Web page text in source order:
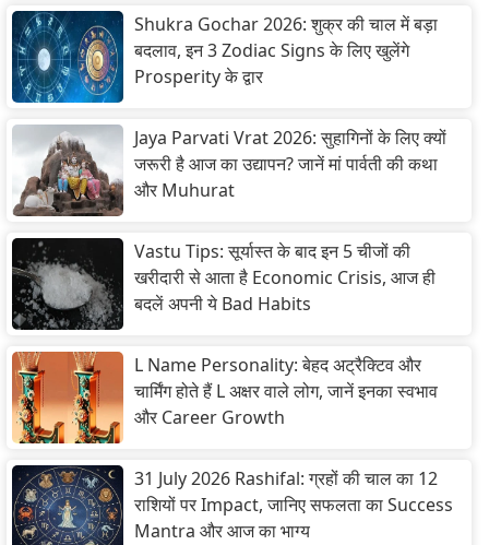
Shukra Gochar 2026: शुक्र की चाल में बड़ा
बदलाव, इन 3 Zodiac Signs के लिए खुलेंगे
Prosperity के द्वार
Jaya Parvati Vrat 2026: सुहागिनों के लिए क्यों
जरूरी है आज का उद्यापन? जानें मां पार्वती की कथा
और Muhurat
Vastu Tips: सूर्यास्त के बाद इन 5 चीजों की
खरीदारी से आता है Economic Crisis, आज ही
बदलें अपनी ये Bad Habits
L Name Personality: बेहद अट्रैक्टिव और
चार्मिंग होते हैं L अक्षर वाले लोग, जानें इनका स्वभाव
और Career Growth
31 July 2026 Rashifal: ग्रहों की चाल का 12
राशियों पर Impact, जानिए सफलता का Success
Mantra और आज का भाग्य